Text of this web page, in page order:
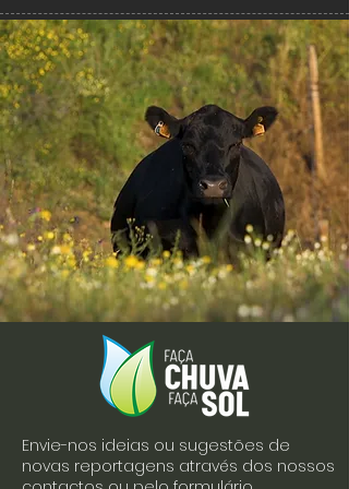
Envie-nos ideias ou sugestões de
novas reportagens através dos nossos